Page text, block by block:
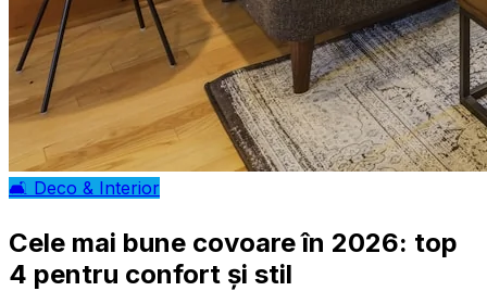
🛋️ Deco & Interior
Cele mai bune covoare în 2026: top
4 pentru confort și stil